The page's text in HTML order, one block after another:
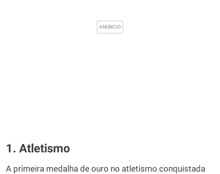
1. Atletismo
A primeira medalha de ouro no atletismo conquistada